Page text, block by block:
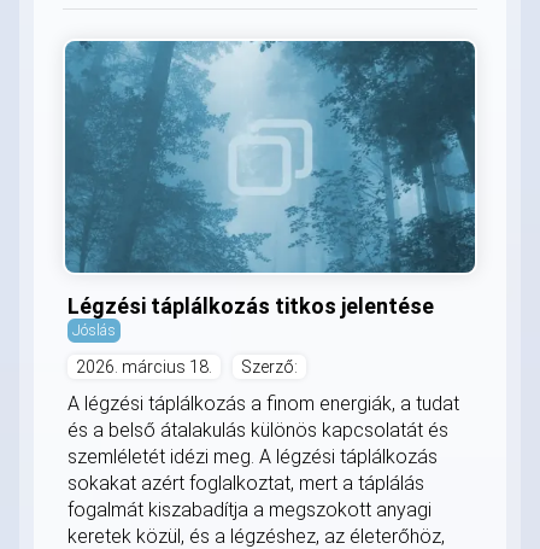
Légzési táplálkozás titkos jelentése
Jóslás
2026. március 18. Szerző:
A légzési táplálkozás a finom energiák, a tudat
és a belső átalakulás különös kapcsolatát és
szemléletét idézi meg. A légzési táplálkozás
sokakat azért foglalkoztat, mert a táplálás
fogalmát kiszabadítja a megszokott anyagi
keretek közül, és a légzéshez, az életerőhöz,